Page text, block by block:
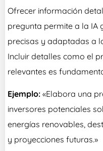
Ofrecer información
pregunta permite a la IA
precisas y adaptadas a
Incluir detalles como el
relevantes es
Ejemplo: «Elabora una
inversores potenciales
energías renovables,
y proyecciones futuras.»